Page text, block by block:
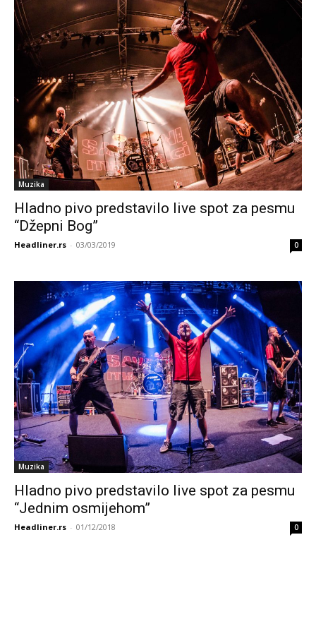
Muzika
Hladno pivo predstavilo live spot za pesmu
“Džepni Bog”
Headliner.rs - 03/03/2019 0
Muzika
Hladno pivo predstavilo live spot za pesmu
“Jednim osmijehom”
Headliner.rs - 01/12/2018 0